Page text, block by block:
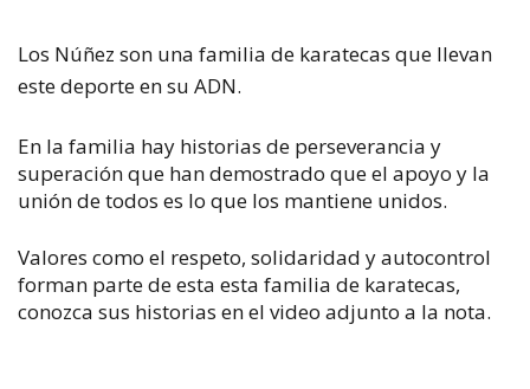
Los Núñez son una familia de karatecas que llevan
este deporte en su ADN.
En la familia hay historias de perseverancia y
superación que han demostrado que el apoyo y la
unión de todos es lo que los mantiene unidos.
Valores como el respeto, solidaridad y autocontrol
forman parte de esta esta familia de karatecas,
conozca sus historias en el video adjunto a la nota.